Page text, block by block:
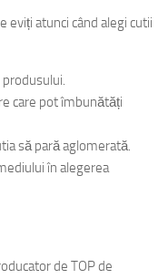
eviți atunci când alegi cutii
care pot îmbunătăți
să pară aglomerată.
în alegerea
de TOP de